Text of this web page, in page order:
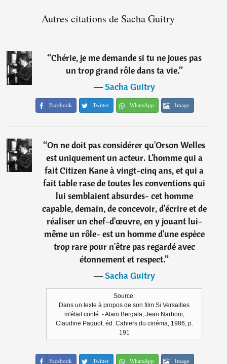
Autres citations de Sacha Guitry
“Chérie, je me demande si tu ne joues pas
un trop grand rôle dans ta vie.”
―Sacha Guitry
Facebook Twitter WhatsApp Image
“On ne doit pas considérer qu'Orson Welles
est uniquement un acteur. L'homme qui a
fait Citizen Kane à vingt-cinq ans, et qui a
fait table rase de toutes les conventions qui
lui semblaient absurdes- cet homme
capable, demain, de concevoir, d'écrire et de
réaliser un chef-d'œuvre, en y jouant lui-
même un rôle- est un homme d'une espèce
trop rare pour n'être pas regardé avec
étonnement et respect.”
―Sacha Guitry
Source:
Dans un texte à propos de son film Si Versailles
m'était conté. - Alain Bergala, Jean Narboni,
Claudine Paquot, éd. Cahiers du cinéma, 1986, p.
191
Facebook Twitter WhatsApp Image